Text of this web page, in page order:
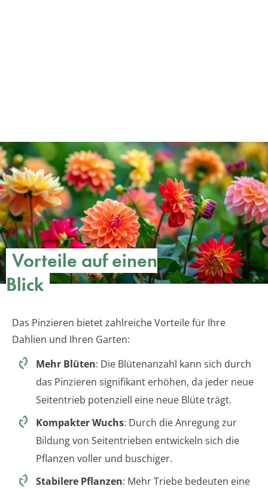
Vorteile auf einen
Blick
Das Pinzieren bietet zahlreiche Vorteile für Ihre
Dahlien und Ihren Garten:
Mehr Blüten: Die Blütenanzahl kann sich durch
das Pinzieren signifikant erhöhen, da jeder neue
Seitentrieb potenziell eine neue Blüte trägt.
Kompakter Wuchs: Durch die Anregung zur
Bildung von Seitentrieben entwickeln sich die
Pflanzen voller und buschiger.
Stabilere Pflanzen: Mehr Triebe bedeuten eine